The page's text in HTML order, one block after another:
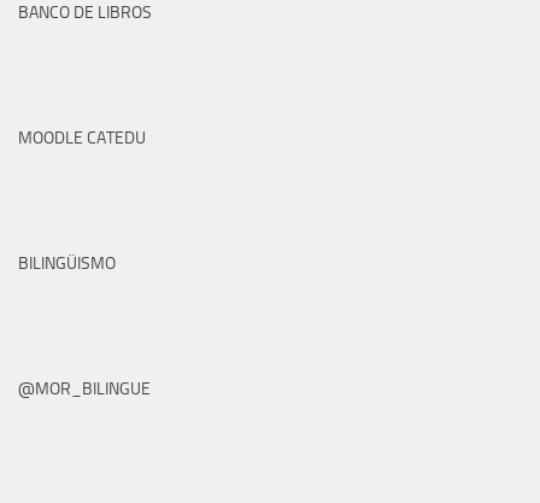
BANCO DE LIBROS
MOODLE CATEDU
BILINGÜISMO
@MOR_BILINGUE